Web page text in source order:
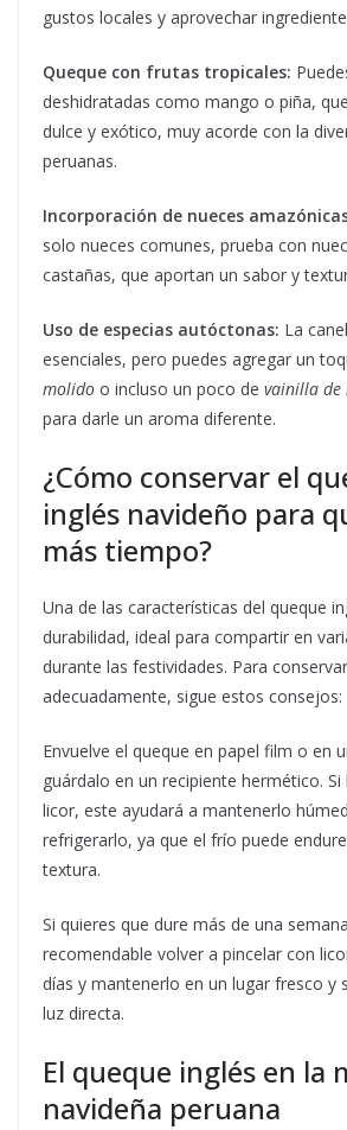
gustos locales y aprovechar
Queque con frutas tropicales:
deshidratadas como mango o piña,
dulce y exótico, muy acorde con la
peruanas.
Incorporación de nueces
solo nueces comunes, prueba con
castañas, que aportan un sabor y
Uso de especias autóctonas: La
esenciales, pero puedes agregar un
molido o incluso un poco de vainilla de
para darle un aroma diferente.
¿Cómo conservar el
inglés navideño para
más tiempo?
Una de las características del queque
durabilidad, ideal para compartir en
durante las festividades. Para
adecuadamente, sigue estos consejos:
Envuelve el queque en papel film o en
guárdalo en un recipiente hermético.
licor, este ayudará a mantenerlo
refrigerarlo, ya que el frío puede
textura.
Si quieres que dure más de una
recomendable volver a pincelar con
días y mantenerlo en un lugar fresco y
luz directa.
El queque inglés en la
navideña peruana